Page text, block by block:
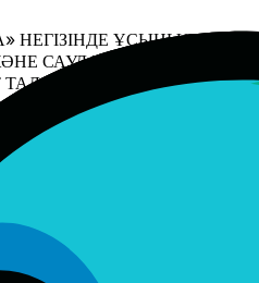
ҰСЫНЫЛАДЫ.
САУДА
Polyato ЖӘНЕ
ҚЫЗМЕТТІ
ЖАНАМА ШЕККЕН
ДЕЙІНГІ ОН ЕКІ (12)